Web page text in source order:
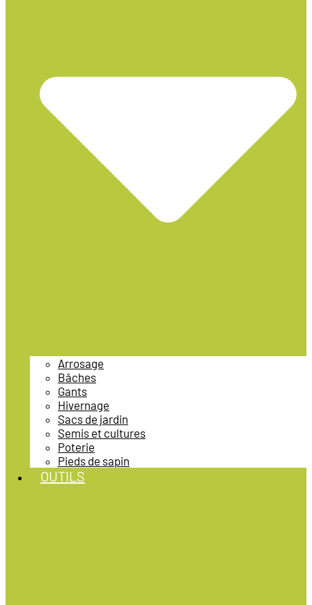
Arrosage
Bâches
Gants
Hivernage
Sacs de jardin
Semis et cultures
Poterie
Pieds de sapin
OUTILS